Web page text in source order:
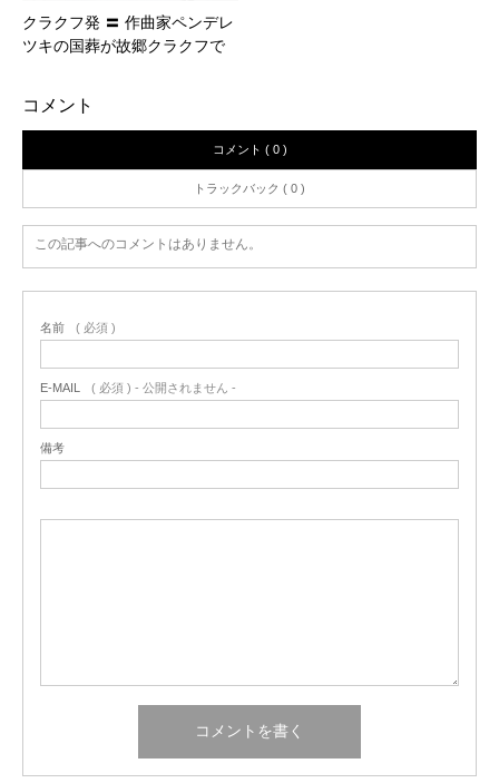
クラクフ発 〓 作曲家ペンデレ
ツキの国葬が故郷クラクフで
コメント
コメント ( 0 )
トラックバック ( 0 )
この記事へのコメントはありません。
名前 ( 必須 )
E-MAIL ( 必須 ) - 公開されません -
備考